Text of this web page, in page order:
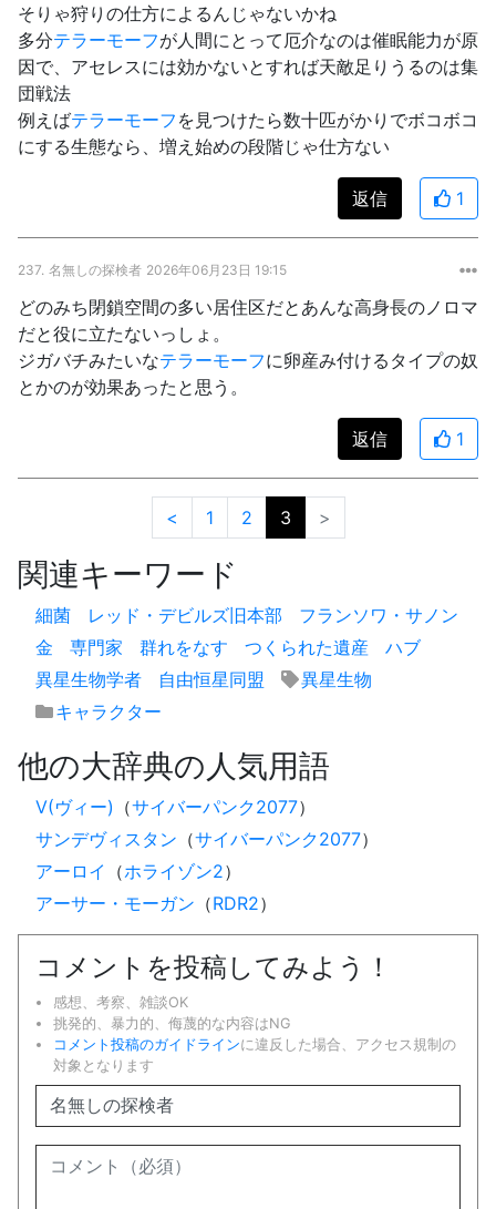
そりゃ狩りの仕方によるんじゃないかね
多分テラーモーフが人間にとって厄介なのは催眠能力が原
因で、アセレスには効かないとすれば天敵足りうるのは集
団戦法
例えばテラーモーフ を見つけたら数十匹がかりでボコボコ
にする生態なら、増え始めの段階じゃ仕方ない
返信 1
237. 名無しの探検者 2026年06月23日 19:15
どのみち閉鎖空間の多い居住区だとあんな高身長のノロマ
だと役に立たないっしょ。
ジガバチみたいなテラーモーフに卵産み付けるタイプの奴
とかのが効果あったと思う。
返信 1
< 1 2 3 >
関連キーワード
細菌 レッド・デビルズ旧本部
フランソワ・サノン
金
専門家 群れをなす つくられた遺産
ハブ
異星生物学者
自由恒星同盟
異星生物
キャラクター
他の大辞典の人気用語
V(ヴィー) （サイバーパンク2077）
サンデヴィスタン （サイバーパンク2077）
アーロイ
（ホライゾン2）
アーサー・モーガン （RDR2）
コメントを投稿してみよう！
感想、考察、雑談OK
挑発的、暴力的、侮蔑的な内容はNG
コメント投稿のガイドラインに違反した場合、アクセス規制の
対象となります